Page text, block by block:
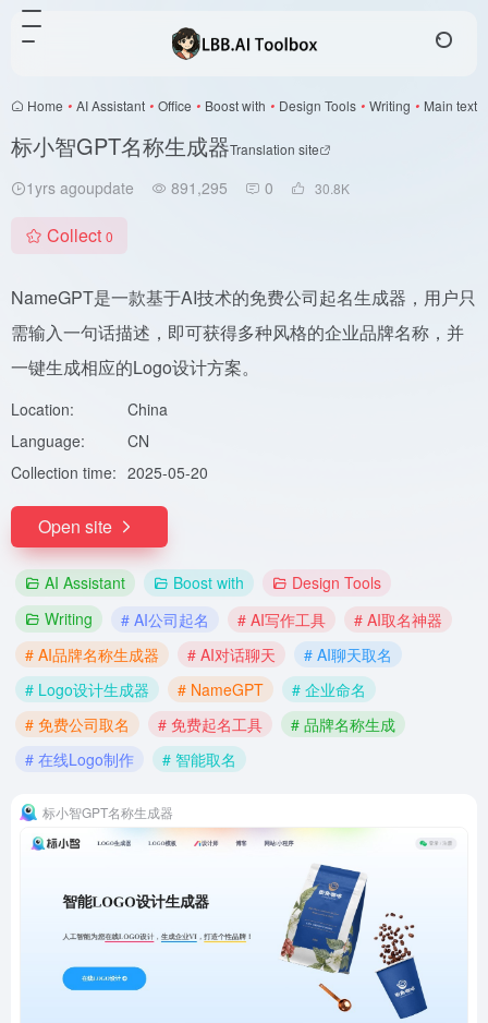
Home • AI Assistant • Office • Boost with • Design Tools • Writing • Main text
标小智GPT名称生成器Translation site
1yrs agoupdate 891,295 0 30.8K
Collect 0
NameGPT是一款基于AI技术的免费公司起名生成器，用户只
需输入一句话描述，即可获得多种风格的企业品牌名称，并
一键生成相应的Logo设计方案。
Location:
China
Language:
CN
Collection time: 2025-05-20
Open site
AI Assistant Boost with
Design Tools
Writing
# AI公司起名 # AI写作工具
# AI取名神器
# AI品牌名称生成器
# AI对话聊天
# AI聊天取名
# Logo设计生成器
# NameGPT
# 企业命名
# 免费公司取名
# 免费起名工具
# 品牌名称生成
# 在线Logo制作
# 智能取名
标小智GPT名称生成器